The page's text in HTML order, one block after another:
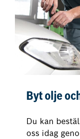
Byt olje
Du kan
oss idag